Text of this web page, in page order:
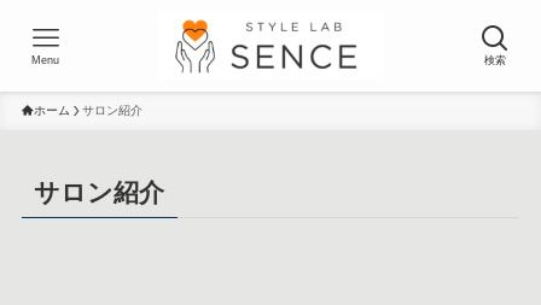
検索
Menu
ホーム サロン紹介
サロン紹介